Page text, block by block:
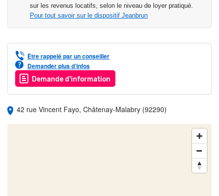
sur les revenus locatifs, selon le niveau de loyer pratiqué.
Pour tout savoir sur le dispositif Jeanbrun
Être rappelé par un conseiller
Demander plus d’infos
Demande d'information
42 rue Vincent Fayo, Châtenay-Malabry (92290)